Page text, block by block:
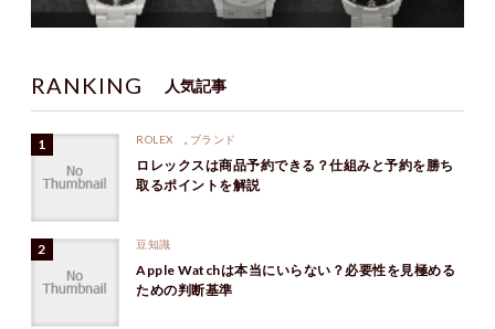
RANKING 人気記事
ROLEX ブランド
ロレックスは商品予約できる？仕組みと予約を勝ち
取るポイントを解説
豆知識
Apple Watchは本当にいらない？必要性を見極める
ための判断基準